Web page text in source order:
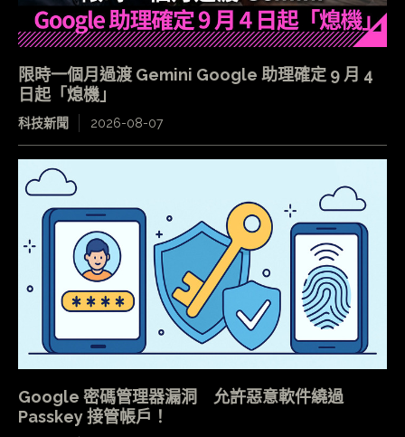
限時一個月過渡 Gemini Google 助理確定 9 月 4
日起「熄機」
科技新聞 2026-08-07
Google 密碼管理器漏洞 允許惡意軟件繞過
Passkey 接管帳戶！